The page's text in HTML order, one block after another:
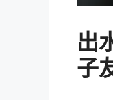
出
子